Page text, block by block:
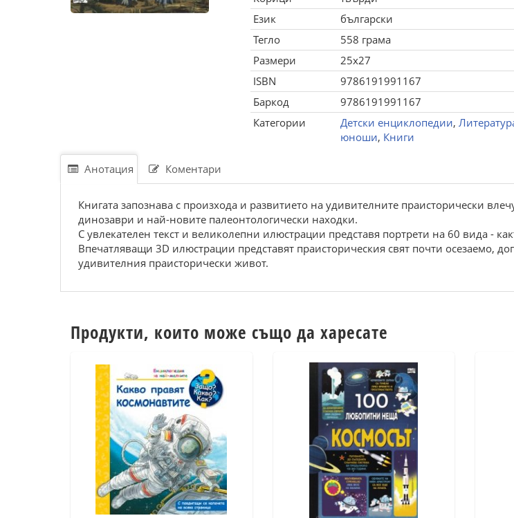
Език
български
Тегло
558 грама
Размери
25x27
ISBN
9786191991167
Баркод
9786191991167
Категории
Детски енциклопедии,
юноши, Книги
Анотация Коментари
Книгата запознава с произхода и развитието на удивителните праисторически
динозаври и най-новите палеонтологически находки.
С увлекателен текст и великолепни илюстрации представя портрети на 60 вида -
Впечатляващи 3D илюстрации представят праисторическия свят почти осезаемо,
удивителния праисторически живот.
Продукти, които може също да харесате